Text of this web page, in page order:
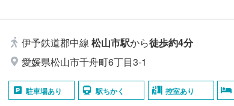
伊予鉄道郡中線 松山市駅から徒歩約4分
愛媛県松山市千舟町6丁目3-1
駐車場あり 駅ちかく 控室あり